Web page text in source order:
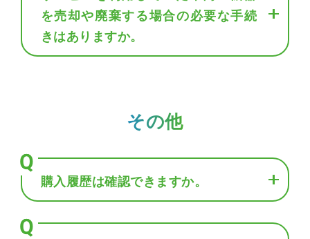
を売却や廃棄する場合の必要な手続
きはありますか。
その他
購入履歴は確認できますか。